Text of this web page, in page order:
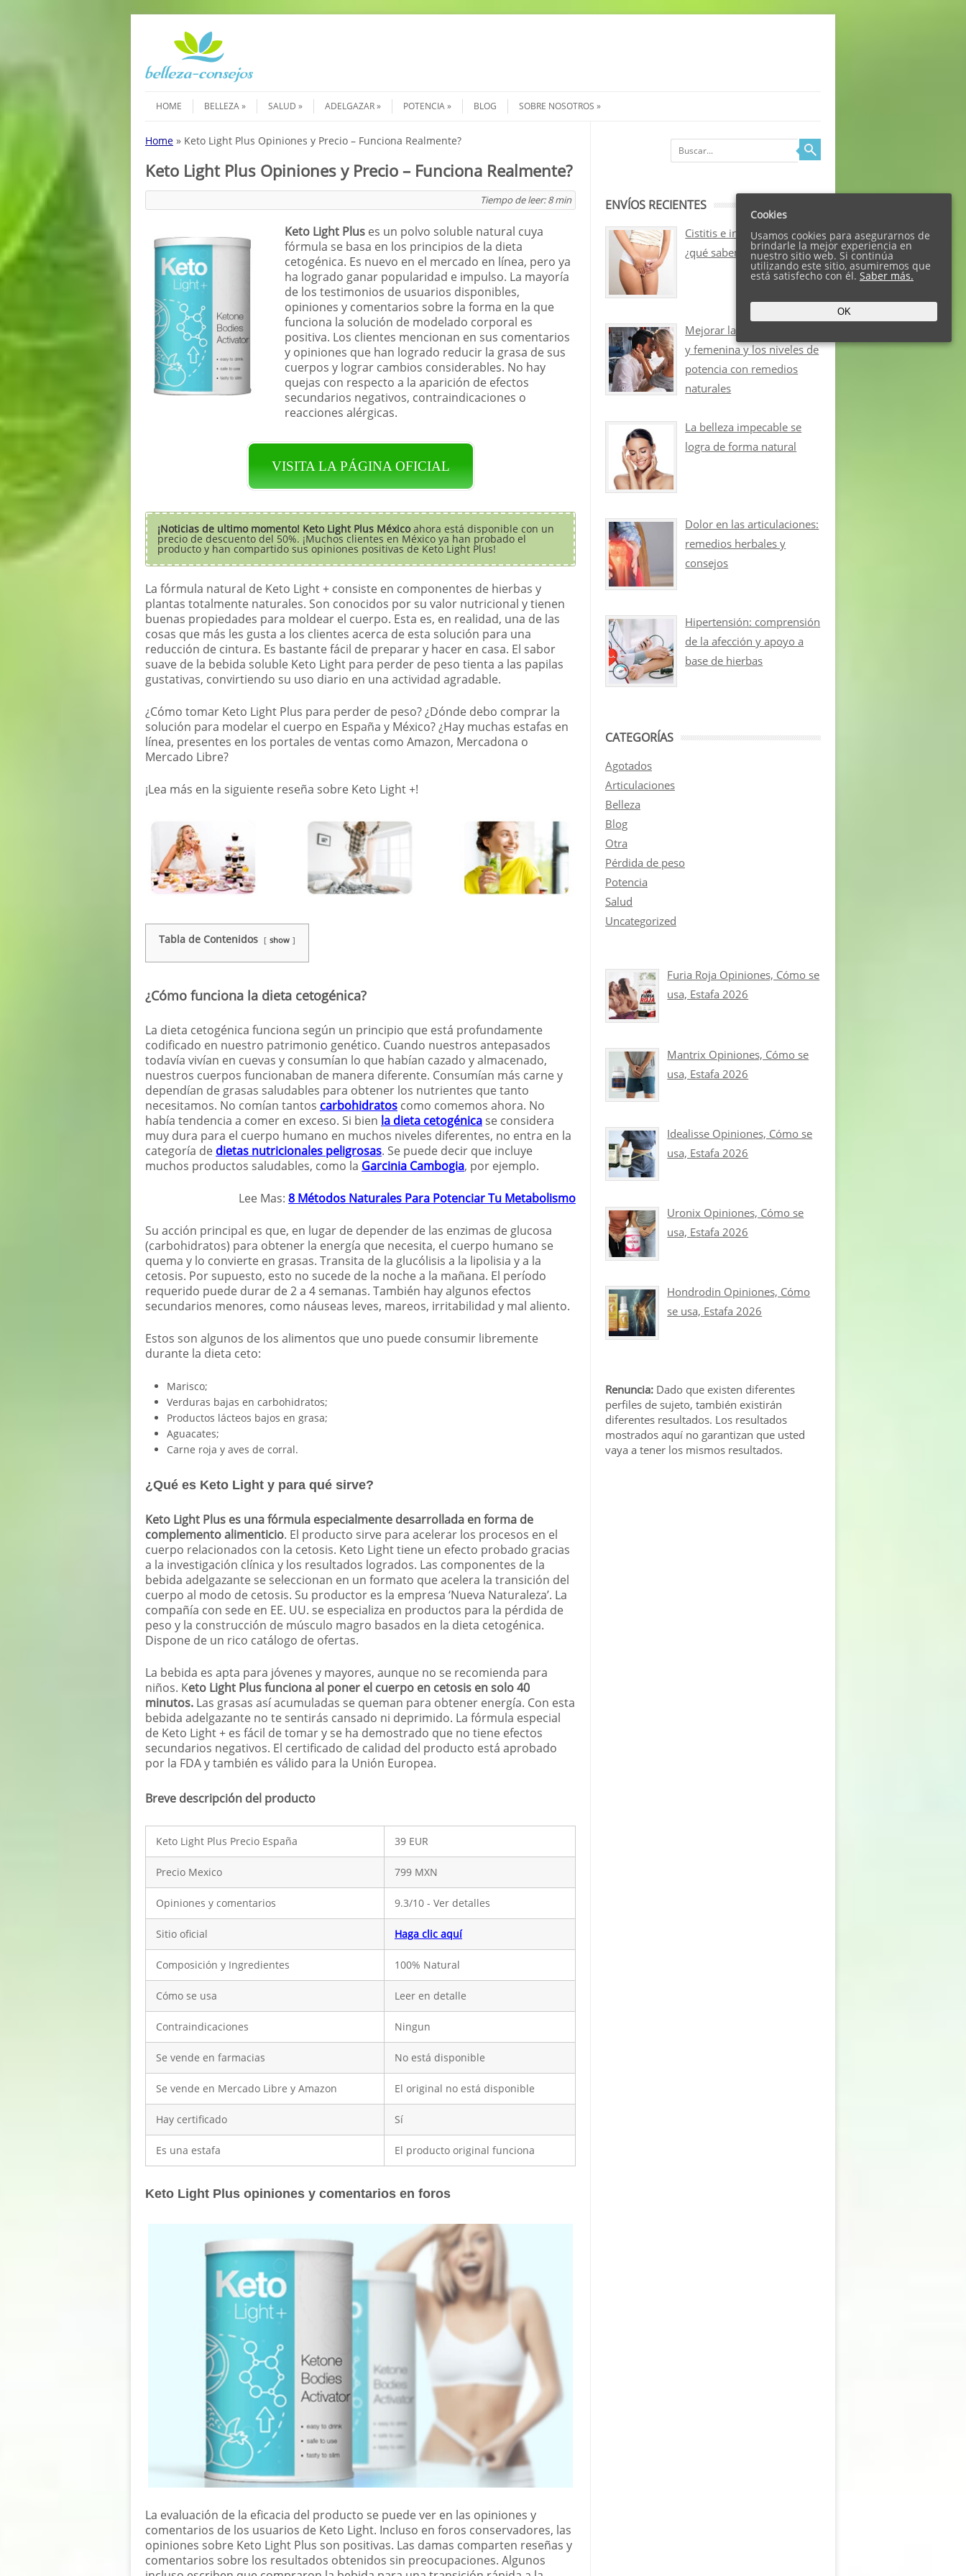
Menú
HOME
BELLEZA SALUD ADELGAZAR POTENCIA BLOG SOBRE NOSOTROS
Home » Keto Light Plus Opiniones y Precio – Funciona Realmente?
Keto Light Plus Opiniones y Precio – Funciona Realmente?
Tiempo de leer:8 min
Keto Light Plus es un polvo soluble natural cuya
fórmula se basa en los principios de la dieta
cetogénica. Es nuevo en el mercado en línea, pero ya
ha logrado ganar popularidad e impulso. La mayoría
de los testimonios de usuarios disponibles,
opiniones y comentarios sobre la forma en la que
funciona la solución de modelado corporal es
positiva. Los clientes mencionan en sus comentarios
y opiniones que han logrado reducir la grasa de sus
cuerpos y lograr cambios considerables. No hay
quejas con respecto a la aparición de efectos
secundarios negativos, contraindicaciones o
reacciones alérgicas.
VISITA LA PÁGINA OFICIAL
¡Noticias de ultimo momento! Keto Light Plus Méxicoahora está disponible con un
precio de descuento del 50%. ¡Muchos clientes en México ya han probado el
producto y han compartido sus opiniones positivas de Keto Light Plus!
La fórmula natural de Keto Light + consiste en componentes de hierbas y
plantas totalmente naturales. Son conocidos por su valor nutricional y tienen
buenas propiedades para moldear el cuerpo. Esta es, en realidad, una de las
cosas que más les gusta a los clientes acerca de esta solución para una
reducción de cintura. Es bastante fácil de preparar y hacer en casa. El sabor
suave de la bebida soluble Keto Light para perder de peso tienta a las papilas
gustativas, convirtiendo su uso diario en una actividad agradable.
¿Cómo tomar Keto Light Plus para perder de peso? ¿Dónde debo comprar la
solución para modelar el cuerpo en España y México? ¿Hay muchas estafas en
línea, presentes en los portales de ventas como Amazon, Mercadona o
Mercado Libre?
¡Lea más en la siguiente reseña sobre Keto Light +!
Tabla de Contenidos show
¿Cómo funciona la dieta cetogénica?
La dieta cetogénica funciona según un principio que está profundamente
codificado en nuestro patrimonio genético. Cuando nuestros antepasados
todavía vivían en cuevas y consumían lo que habían cazado y almacenado,
nuestros cuerpos funcionaban de manera diferente. Consumían más carne y
dependían de grasas saludables para obtener los nutrientes que tanto
necesitamos. No comían tantos carbohidratos como comemos ahora. No
había tendencia a comer en exceso. Si bien la dieta cetogénica se considera
muy dura para el cuerpo humano en muchos niveles diferentes, no entra en la
categoría de dietas nutricionales peligrosas. Se puede decir que incluye
muchos productos saludables, como la Garcinia Cambogia, por ejemplo.
Lee Mas: 8 Métodos Naturales Para Potenciar Tu Metabolismo
Su acción principal es que, en lugar de depender de las enzimas de glucosa
(carbohidratos) para obtener la energía que necesita, el cuerpo humano se
quema y lo convierte en grasas. Transita de la glucólisis a la lipolisia y a la
cetosis. Por supuesto, esto no sucede de la noche a la mañana. El período
requerido puede durar de 2 a 4 semanas. También hay algunos efectos
secundarios menores, como náuseas leves, mareos, irritabilidad y mal aliento.
Estos son algunos de los alimentos que uno puede consumir libremente
durante la dieta ceto:
Marisco;
Verduras bajas en carbohidratos;
Productos lácteos bajos en grasa;
Aguacates;
Carne roja y aves de corral.
¿Qué es Keto Light y para qué sirve?
Keto Light Plus es una fórmula especialmente desarrollada en forma de
complemento alimenticio. El producto sirve para acelerar los procesos en el
cuerpo relacionados con la cetosis. Keto Light tiene un efecto probado gracias
a la investigación clínica y los resultados logrados. Las componentes de la
bebida adelgazante se seleccionan en un formato que acelera la transición del
cuerpo al modo de cetosis. Su productor es la empresa ‘Nueva Naturaleza’. La
compañía con sede en EE. UU. se especializa en productos para la pérdida de
peso y la construcción de músculo magro basados ​​en la dieta cetogénica.
Dispone de un rico catálogo de ofertas.
La bebida es apta para jóvenes y mayores, aunque no se recomienda para
niños. Keto Light Plus funciona al poner el cuerpo en cetosis en solo 40
minutos. Las grasas así acumuladas se queman para obtener energía. Con esta
bebida adelgazante no te sentirás cansado ni deprimido. La fórmula especial
de Keto Light + es fácil de tomar y se ha demostrado que no tiene efectos
secundarios negativos. El certificado de calidad del producto está aprobado
por la FDA y también es válido para la Unión Europea.
Breve descripción del producto
Keto Light Plus Precio España 39 EUR
Precio Mexico 799 MXN
Opiniones y comentarios 9.3/10 - Ver detalles
Sitio oficial Haga clic aquí
Composición y Ingredientes 100% Natural
Cómo se usa Leer en detalle
Contraindicaciones Ningun
Se vende en farmacias No está disponible
Se vende en Mercado Libre y Amazon El original no está disponible
Hay certificado Sí
Es una estafa El producto original funciona
Keto Light Plus opiniones y comentarios en foros
La evaluación de la eficacia del producto se puede ver en las opiniones y
comentarios de los usuarios de Keto Light. Incluso en foros conservadores, las
opiniones sobre Keto Light Plus son positivas. Las damas comparten reseñas y
comentarios sobre los resultados obtenidos sin preocupaciones. Algunos
ENVÍOS RECIENTES
Cistitis e incontinencia:
¿qué sabemos sobre ellos?
Mejorar la libido masculina
y femenina y los niveles de
potencia con remedios
naturales
La belleza impecable se
logra de forma natural
Dolor en las articulaciones:
remedios herbales y
consejos
Hipertensión: comprensión
de la afección y apoyo a
base de hierbas
CATEGORÍAS
Agotados
Articulaciones
Belleza
Blog
Otra
Pérdida de peso
Potencia
Salud
Uncategorized
Furia Roja Opiniones, Cómo se
usa, Estafa 2026
Mantrix Opiniones, Cómo se
usa, Estafa 2026
Idealisse Opiniones, Cómo se
usa, Estafa 2026
Uronix Opiniones, Cómo se
usa, Estafa 2026
Hondrodin Opiniones, Cómo
se usa, Estafa 2026
Renuncia: Dado que existen diferentes
perfiles de sujeto, también existirán
diferentes resultados. Los resultados
mostrados aquí no garantizan que usted
vaya a tener los mismos resultados.
Cookies
Usamos cookies para asegurarnos de
brindarle la mejor experiencia en
nuestro sitio web. Si continúa
utilizando este sitio, asumiremos que
está satisfecho con él. Saber más.
OK